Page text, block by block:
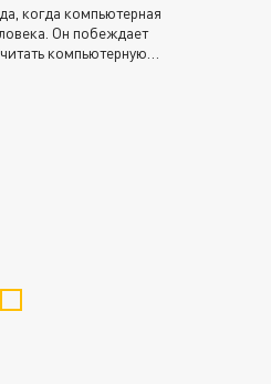
когда компьютерная
Он побеждает
компьютерную